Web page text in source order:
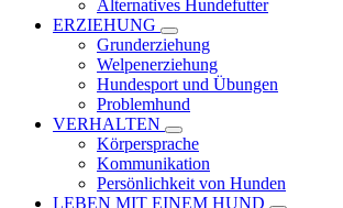
Alternatives Hundefutter
ERZIEHUNG
Grunderziehung
Welpenerziehung
Hundesport und Übungen
Problemhund
VERHALTEN
Körpersprache
Kommunikation
Persönlichkeit von Hunden
LEBEN MIT EINEM HUND